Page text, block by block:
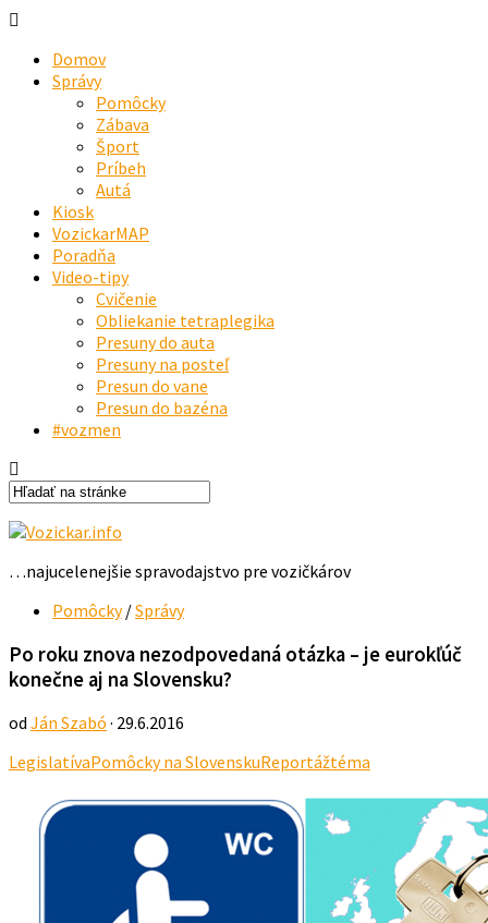
Domov
Správy
Pomôcky
Zábava
Šport
Príbeh
Autá
Kiosk
VozickarMAP
Poradňa
Video-tipy
Cvičenie
Obliekanie tetraplegika
Presuny do auta
Presuny na posteľ
Presun do vane
Presun do bazéna
#vozmen
…najucelenejšie spravodajstvo pre vozičkárov
Pomôcky /Správy
Po roku znova nezodpovedaná otázka – je eurokľúč
konečne aj na Slovensku?
od Ján Szabó · 29.6.2016
LegislatívaPomôcky na SlovenskuReportážtéma